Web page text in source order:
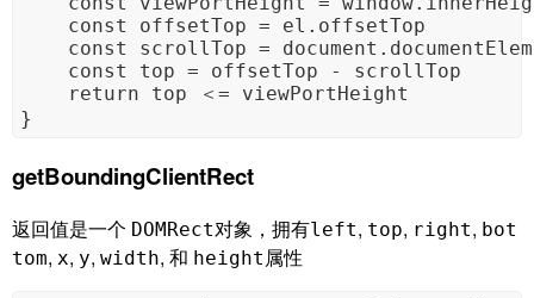
    const offsetTop = el.offsetTop
const scrollTop =
    const top = offsetTop - scrollTop
    return top ＜= viewPortHeight
}
getBoundingClientRect
返回值是一个 DOMRect对象，拥有left, top, right, bot
tom, x, y, width, 和 height 属性